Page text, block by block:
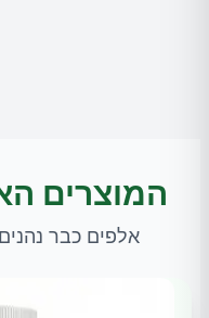
המוצרים
אלפים כבר